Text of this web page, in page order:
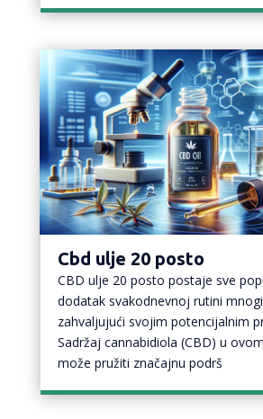
Cbd ulje 20 posto
CBD ulje 20 posto postaje sve
dodatak svakodnevnoj rutini
zahvaljujući svojim potencijalnim
Sadržaj cannabidiola (CBD) u
može pružiti značajnu podrš